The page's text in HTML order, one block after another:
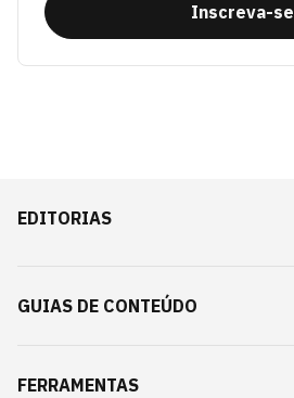
Inscreva-se
EDITORIAS
GUIAS DE CONTEÚDO
FERRAMENTAS